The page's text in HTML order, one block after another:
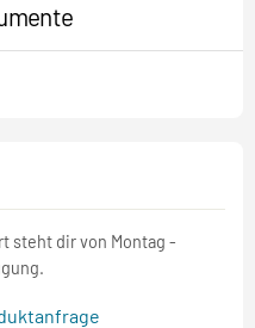
steht dir von Montag -